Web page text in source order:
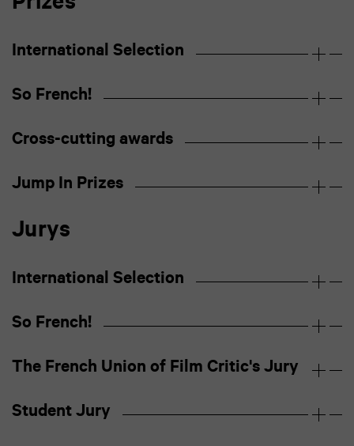
International Selection
So French!
Cross-cutting awards
Jump In Prizes
Jurys
International Selection
So French!
The French Union of Film Critic's Jury
Student Jury